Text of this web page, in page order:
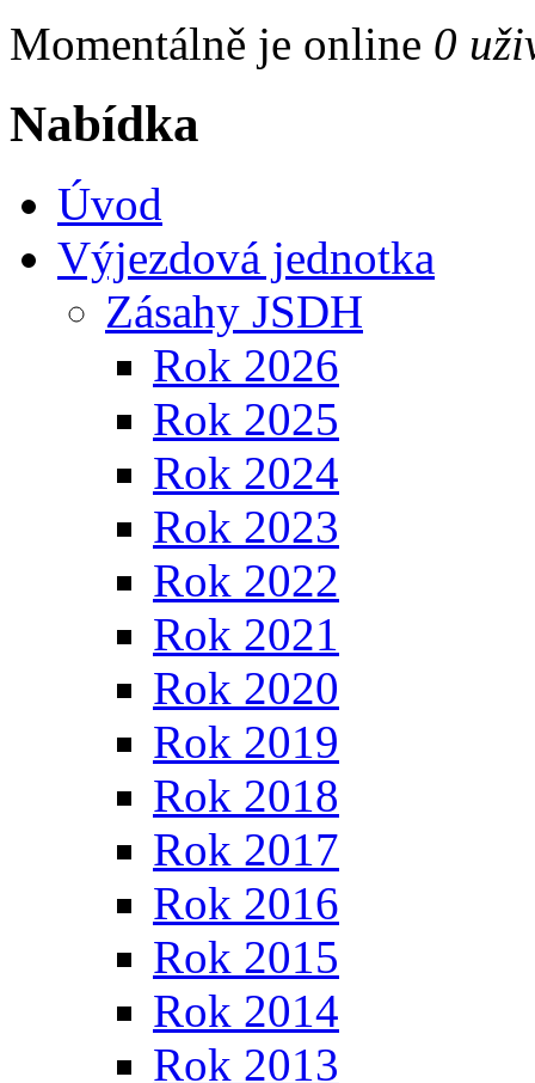
Momentálně je online 0
Nabídka
Úvod
Výjezdová jednotka
Zásahy JSDH
Rok 2026
Rok 2025
Rok 2024
Rok 2023
Rok 2022
Rok 2021
Rok 2020
Rok 2019
Rok 2018
Rok 2017
Rok 2016
Rok 2015
Rok 2014
Rok 2013